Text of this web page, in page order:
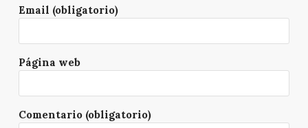
Email (obligatorio)
Página web
Comentario (obligatorio)